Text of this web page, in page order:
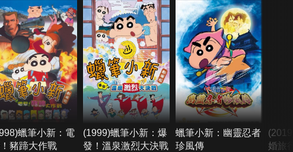
蠟筆小新：電
豬蹄大作戰
(1999)蠟筆小新：爆
發！溫泉激烈大決戰
蠟筆小新：幽靈忍者
珍風傳
婚旅